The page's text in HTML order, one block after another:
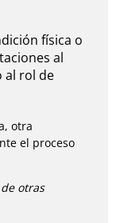
física o
al
al rol de
otra
el proceso
otras